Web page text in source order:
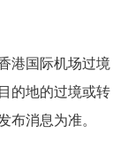
港国际机场过境
的地的过境或转
消息为准。